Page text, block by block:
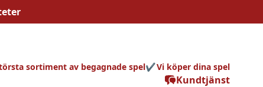
Kundtjänst
sortiment av begagnade spel Vi köper dina spel